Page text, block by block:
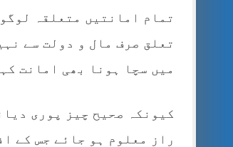
تمام امانتیں متعلقہ
تعلق صرف مال و دولت سے
میں سچا ہونا بھی امانت
کیونکہ صحیح چیز پوری
راز معلوم ہو جائے جس کے